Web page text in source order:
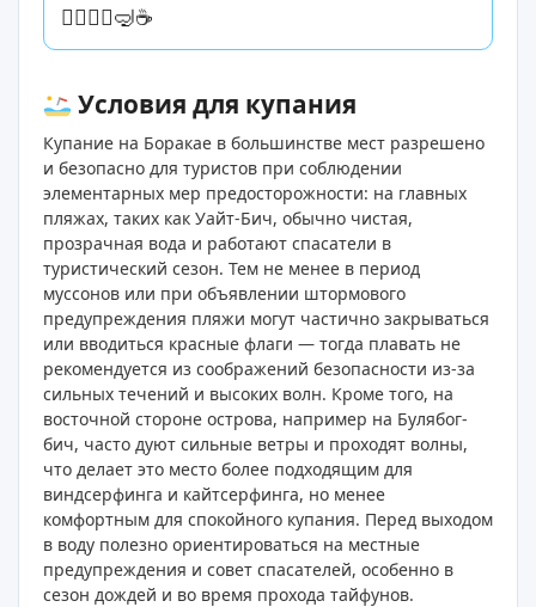
🏊‍♀️🏄‍♀️🤿☕
Условия для купания
Купание на Боракае в большинстве мест разрешено
и безопасно для туристов при соблюдении
элементарных мер предосторожности: на главных
пляжах, таких как Уайт-Бич, обычно чистая,
прозрачная вода и работают спасатели в
туристический сезон. Тем не менее в период
муссонов или при объявлении штормового
предупреждения пляжи могут частично закрываться
или вводиться красные флаги — тогда плавать не
рекомендуется из соображений безопасности из‑за
сильных течений и высоких волн. Кроме того, на
восточной стороне острова, например на Булябог-
бич, часто дуют сильные ветры и проходят волны,
что делает это место более подходящим для
виндсерфинга и кайтсерфинга, но менее
комфортным для спокойного купания. Перед выходом
в воду полезно ориентироваться на местные
предупреждения и совет спасателей, особенно в
сезон дождей и во время прохода тайфунов.